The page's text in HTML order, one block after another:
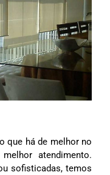
que há de melhor no
atendimento.
sofisticadas, temos